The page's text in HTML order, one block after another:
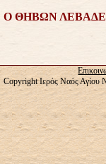
Ο ΘΗΒΩΝ
Copyright Ιερός Ναός Αγίου